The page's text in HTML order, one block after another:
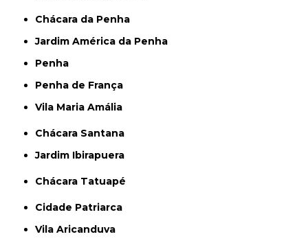
Chácara da Penha
Jardim América da Penha
Penha
Penha de França
Vila Maria Amália
Chácara Santana
Jardim Ibirapuera
Chácara Tatuapé
Cidade Patriarca
Vila Aricanduva